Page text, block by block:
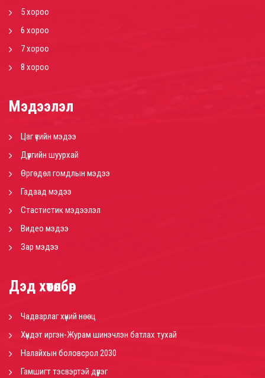
5 хороо
6 хороо
7 хороо
8 хороо
Мэдээлэл
Цаг үеийн мэдээ
Дүүргийн шуурхай
Өргөдөл гомдлын мэдээ
Гадаад мэдээ
Стастистик мэдээлэл
Видео мэдээ
Зар мэдээ
Дэд хөтөлбөр
Чадварлаг хүний нөөц
Хүндэт иргэн-Журам шинэчлэн батлах тухай
Налайхын боловсрол 2030
Гамшигт тэсвэртэй дүүрэг